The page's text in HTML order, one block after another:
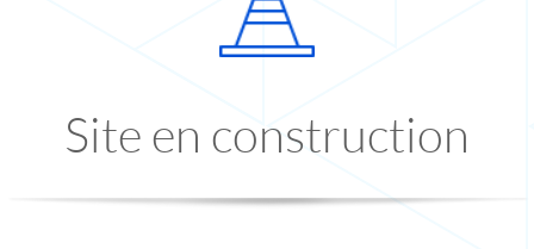
Site en construction